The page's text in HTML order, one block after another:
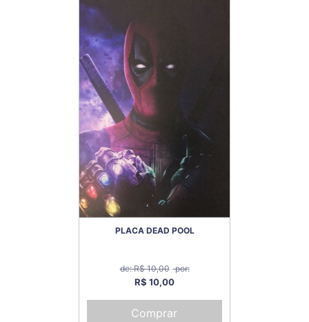
PLACA DEAD POOL
de: R$ 10,00 por:
R$ 10,00
Comprar